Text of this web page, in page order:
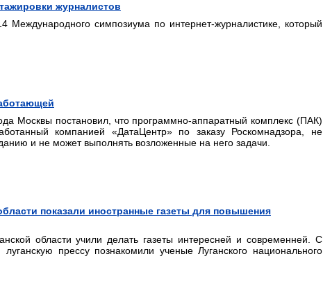
журналистов
Международного симпозиума по интернет-журналистике, который
Москвы постановил, что программно-аппаратный комплекс (ПАК)
компанией «ДатаЦентр» по заказу Роскомнадзора, не
и не может выполнять возложенные на него задачи.
показали иностранные газеты для повышения
области учили делать газеты интересней и современней. С
прессу познакомили ученые Луганского национального